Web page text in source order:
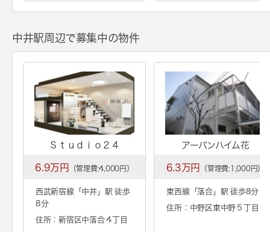
中井駅周辺で募集中の物件
Ｓｔｕｄｉｏ２４
6.9万円 （管理費:4,000円）
西武新宿線「 中井」駅 徒歩
8分
住所：新宿区中落合４丁目
アーバンハイム花
6.3万円 （管理費:1,000円）
東西線「落合」駅 徒歩8分
住所：中野区東中野５丁目